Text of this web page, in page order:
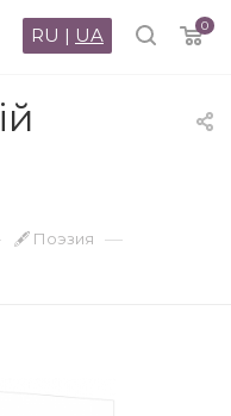
0
RU | UA
🖋 Поэзия —